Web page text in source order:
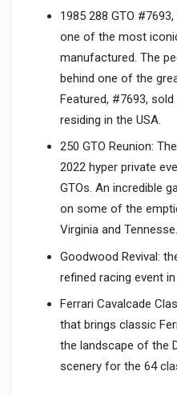
1985 288 GTO
one of the most
manufactured. The
behind one of the
Featured, #7693,
residing in the USA.
250 GTO Reunion:
2022 hyper private
GTOs. An incredible
on some of the
Virginia and Tennesse.
Goodwood Revival:
refined racing event
Ferrari Cavalcade
that brings classic
the landscape of the
scenery for the 64